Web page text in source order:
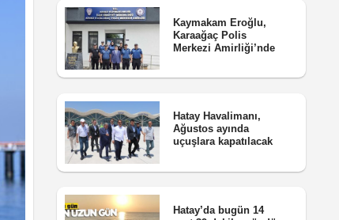
Kaymakam Eroğlu,
Karaağaç Polis
Merkezi Amirliği’nde
Hatay Havalimanı,
Ağustos ayında
uçuşlara kapatılacak
Hatay’da bugün 14